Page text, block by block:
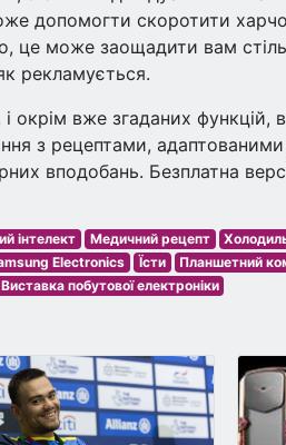
допомогти скоротити
це може заощадити вам
рекламується.
окрім вже згаданих функцій,
з рецептами,
вподобань. Безплатна
інтелект Медичний рецепт
Electronics Їсти Планшетний
Виставка побутової електроніки